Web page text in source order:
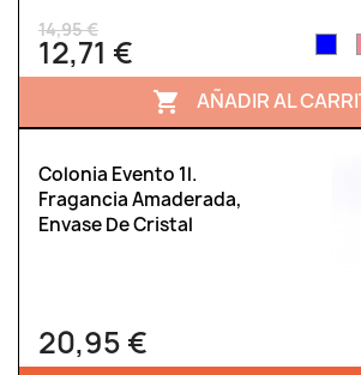
14,95 €
12,71 €
 AÑADIR AL
Colonia Evento 1l.
Fragancia Amaderada,
Envase De Cristal
20,95 €